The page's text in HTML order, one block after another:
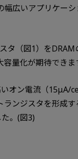
広いアプリケー
タ（図1）を
量化が期待できま
オン電流（15μA/
ンジスタを形成
。(図3)